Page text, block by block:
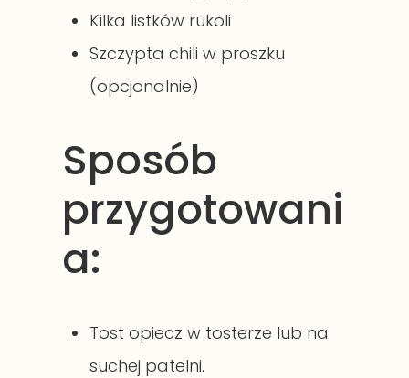
Kilka listków rukoli
Szczypta chili w proszku
(opcjonalnie)
Sposób
przygotowani
a:
Tost opiecz w tosterze lub na
suchej patelni.